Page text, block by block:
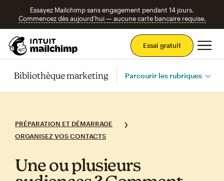
Essayez Mailchimp sans engagement pendant 14 jours.
Commencez dès aujourd'hui — aucune carte bancaire requise.
Essai gratuit
Bibliothèque marketing Parcourir les rubriques
PRÉPARATION ET DÉMARRAGE
ORGANISEZ VOS CONTACTS
Une ou plusieurs